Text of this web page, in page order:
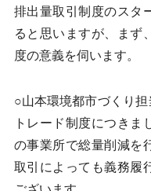
排出量取引制度のスタ
ると思いますが、まず
度の意義を伺います。
○山本環境都市づくり
トレード制度につきま
の事業所で総量削減を
取引によっても義務履